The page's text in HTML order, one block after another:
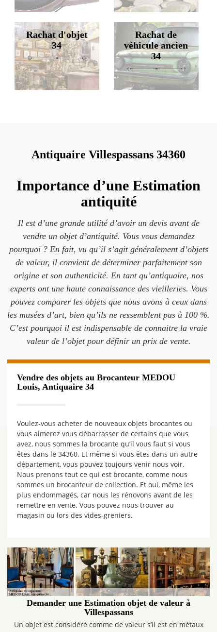
Rachat d'objet
34
Rachat de
véhicule ancien
34
Antiquaire Villespassans 34360
Importance d’une Estimation
antiquité
Il est d’une grande utilité d’avoir un devis avant de
vendre un objet d’antiquité. Vous vous demandez
pourquoi ? En fait, vu qu’il s’agit généralement d’objets
de valeur, il convient de déterminer parfaitement son
origine et son authenticité. En tant qu’antiquaire, nos
experts ont une haute connaissance des vieilleries. Vous
pouvez comparer les objets que nous avons à ceux dans
les musées d’art, bien qu’ils ne ressemblent pas à 100 %.
C’est pourquoi il est indispensable de connaitre la vraie
valeur de l’objet pour définir un prix de vente.
Vendre des objets au Brocanteur MEDOU
Louis, Antiquaire 34
Voulez-vous acheter de nouveaux objets brocantes ou
vous aimerez vous débarrasser de certains que vous
avez, nous sommes la brocante qu’il vous faut si vous
êtes dans le 34360. Et même si vous êtes dans un autre
département, vous pouvez toujours venir nous voir.
Nous prenons tout ce qui est brocante, comme nous
sommes un brocanteur de collection. Et oui, même les
plus endommagés, car nous les rénovons avant de les
remettre en vente. Vous pouvez nous trouver au
magasin ou lors des vides-greniers.
Demander une Estimation objet de valeur à
Villespassans
Un objet est considéré comme de valeur s’il est en métaux